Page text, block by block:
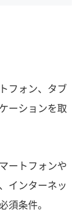
フォン、タブ
ーションを取
ートフォンや
インターネッ
須条件。